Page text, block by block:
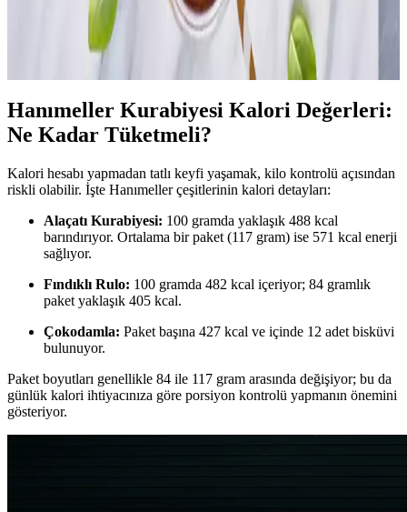
Temiz beslenmede kalori takibinden çok içeceklerin içeriklerine
dikkat etmek gerekir. Şekerli ve katkılı içecekler gizli kalori
kaynağıdır. Su, sade kahve ve bitki çayları sağlıklı tercihlerdir.
Hanımeller Kurabiyesi Kalori Değerleri:
Ne Kadar Tüketmeli?
Kalori hesabı yapmadan tatlı keyfi yaşamak, kilo kontrolü açısından
riskli olabilir. İşte Hanımeller çeşitlerinin kalori detayları:
Alaçatı Kurabiyesi: 100 gramda yaklaşık 488 kcal
barındırıyor. Ortalama bir paket (117 gram) ise 571 kcal enerji
sağlıyor.
Fındıklı Rulo: 100 gramda 482 kcal içeriyor; 84 gramlık
paket yaklaşık 405 kcal.
Çokodamla: Paket başına 427 kcal ve içinde 12 adet bisküvi
bulunuyor.
Paket boyutları genellikle 84 ile 117 gram arasında değişiyor; bu da
günlük kalori ihtiyacınıza göre porsiyon kontrolü yapmanın önemini
gösteriyor.